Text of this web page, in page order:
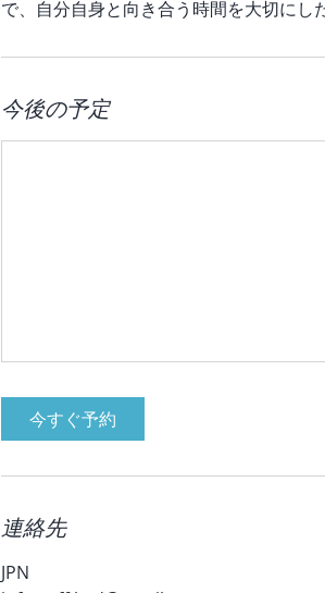
今後の予定
今すぐ予約
連絡先
JPN